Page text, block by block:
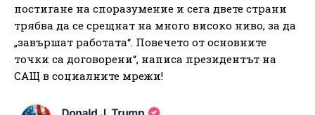
постигане на споразумение и сега двете страни
трябва да се срещнат на много високо ниво, за да
„завършат работата“. Повечето от основните
точки са договорени“, написа президентът на
САЩ в социалните мрежи!